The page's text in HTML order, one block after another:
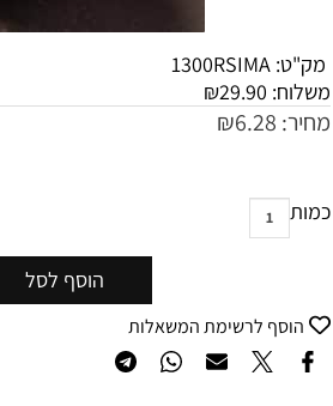
מק"ט: 1300RSIMA
משלוח:
₪29.90
מחיר: ₪6.28
כמות
הוסף לסל
הוסף לרשימת המשאלות